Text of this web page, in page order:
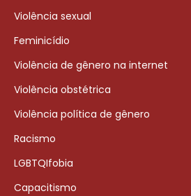
Violência sexual
Feminicídio
Violência de gênero na internet
Violência obstétrica
Violência política de gênero
Racismo
LGBTQIfobia
Capacitismo